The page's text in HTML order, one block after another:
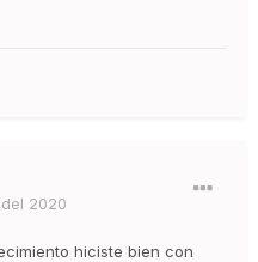
2020
hiciste bien con